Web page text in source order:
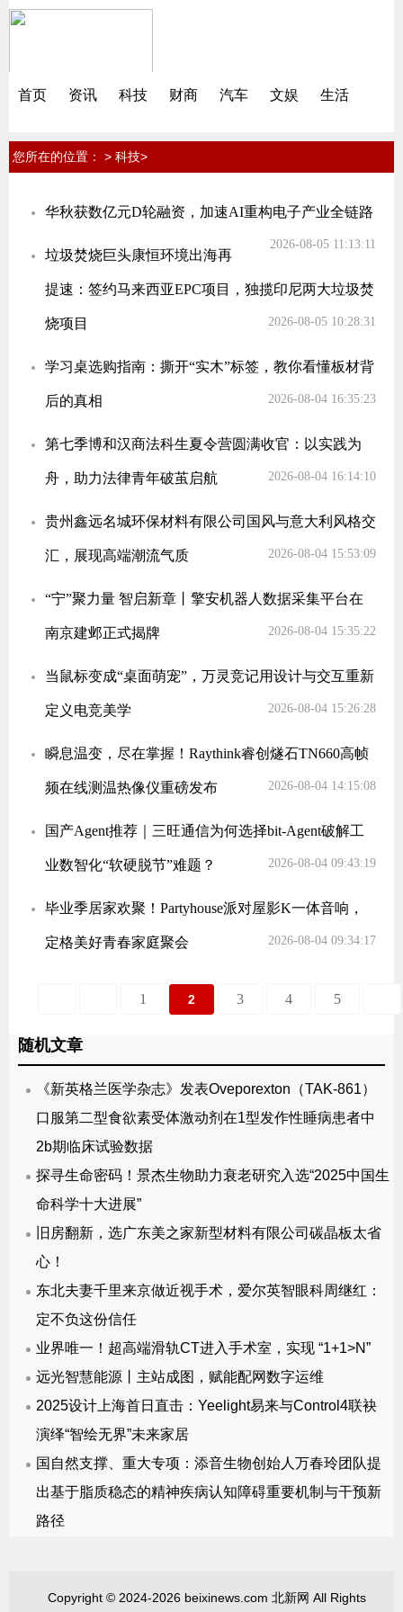
首页 资讯 科技 财商 汽车 文娱 生活
您所在的位置： > 科技>
华秋获数亿元D轮融资，加速AI重构电子产业全链路
2026-08-05 11:13:11
垃圾焚烧巨头康恒环境出海再
提速：签约马来西亚EPC项目，独揽印尼两大垃圾焚
烧项目 2026-08-05 10:28:31
学习桌选购指南：撕开“实木”标签，教你看懂板材背
后的真相 2026-08-04 16:35:23
第七季博和汉商法科生夏令营圆满收官：以实践为
舟，助力法律青年破茧启航 2026-08-04 16:14:10
贵州鑫远名城环保材料有限公司国风与意大利风格交
汇，展现高端潮流气质 2026-08-04 15:53:09
“宁”聚力量 智启新章丨擎安机器人数据采集平台在
南京建邺正式揭牌 2026-08-04 15:35:22
当鼠标变成“桌面萌宠”，万灵竞记用设计与交互重新
定义电竞美学 2026-08-04 15:26:28
瞬息温变，尽在掌握！Raythink睿创燧石TN660高帧
频在线测温热像仪重磅发布 2026-08-04 14:15:08
国产Agent推荐｜三旺通信为何选择bit-Agent破解工
业数智化“软硬脱节”难题？ 2026-08-04 09:43:19
毕业季居家欢聚！Partyhouse派对屋影K一体音响，
定格美好青春家庭聚会 2026-08-04 09:34:17
1 2 3 4 5
随机文章
《新英格兰医学杂志》发表Oveporexton（TAK-861）
口服第二型食欲素受体激动剂在1型发作性睡病患者中
2b期临床试验数据
探寻生命密码！景杰生物助力衰老研究入选“2025中国生
命科学十大进展”
旧房翻新，选广东美之家新型材料有限公司碳晶板太省
心！
东北夫妻千里来京做近视手术，爱尔英智眼科周继红：
定不负这份信任
业界唯一！超高端滑轨CT进入手术室，实现 “1+1>N”
远光智慧能源丨主站成图，赋能配网数字运维
2025设计上海首日直击：Yeelight易来与Control4联袂
演绎“智绘无界”未来家居
国自然支撑、重大专项：添音生物创始人万春玲团队提
出基于脂质稳态的精神疾病认知障碍重要机制与干预新
路径
Copyright © 2024-2026 beixinews.com 北新网 All Rights